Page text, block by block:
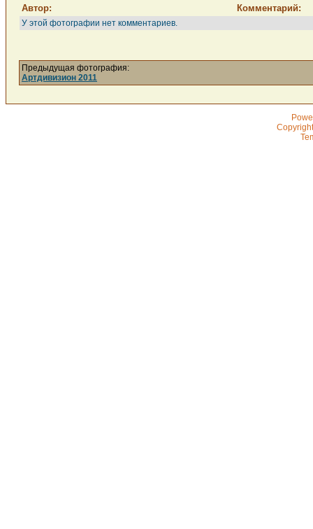
Автор: Комментарий:
У этой фотографии нет комментариев.
Предыдущая фотография:
Артдивизион 2011